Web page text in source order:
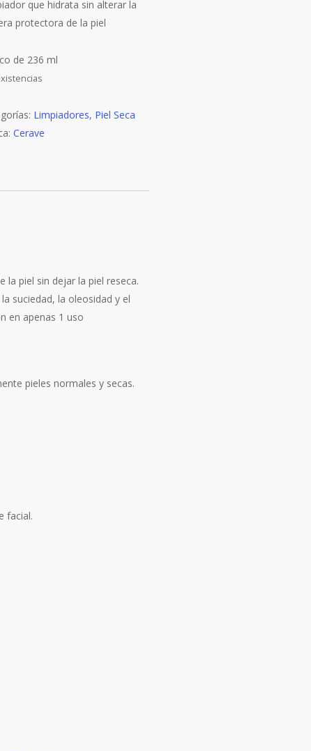
que hidrata sin alterar la
protectora de la piel
de 236 ml
Limpiadores, Piel Seca
Cerave
la piel sin dejar la piel reseca.
suciedad, la oleosidad y el
en apenas 1 uso
pieles normales y secas.
facial.